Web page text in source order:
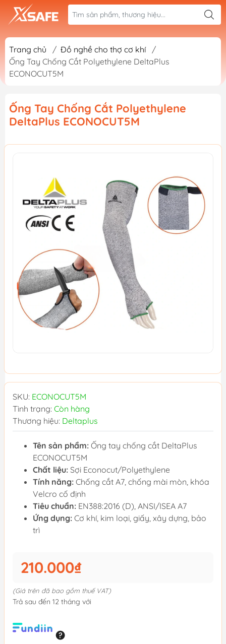
Trang chủ / Đồ nghề cho thợ cơ khí
/
Ống Tay Chống Cắt Polyethylene DeltaPlus
ECONOCUT5M
Ống Tay Chống Cắt Polyethylene
DeltaPlus ECONOCUT5M
SKU: ECONOCUT5M
Tình trạng: Còn hàng
Thương hiệu: Deltaplus
Tên sản phẩm: Ống tay chống cắt DeltaPlus
ECONOCUT5M
Chất liệu: Sợi Econocut/Polyethylene
Tính năng: Chống cắt A7, chống mài mòn, khóa
Velcro cố định
Tiêu chuẩn: EN388:2016 (D), ANSI/ISEA A7
Ứng dụng: Cơ khí, kim loại, giấy, xây dựng, bảo
trì
210.000₫
(Giá trên đã bao gồm thuế VAT)
Trả sau đến 12 tháng với